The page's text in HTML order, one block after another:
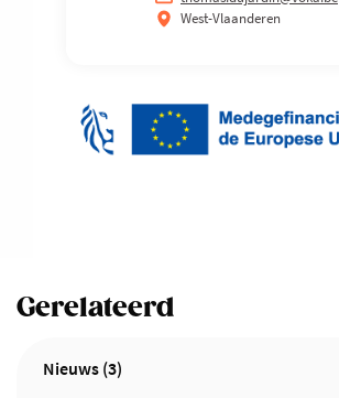
West-Vlaanderen
Gerelateerd
Nieuws (3)